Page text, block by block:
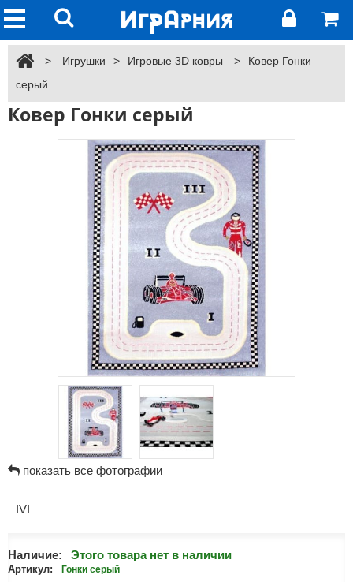
> Игрушки > Игровые 3D ковры >
Ковер Гонки
серый
Ковер Гонки серый
показать все фотографии
IVI
Наличие: Этого товара нет в наличии
Артикул: Гонки серый